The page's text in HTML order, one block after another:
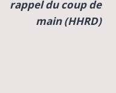
rappel du coup de
main (HHRD)